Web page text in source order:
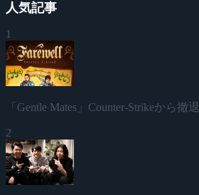
人気記事
1
「Gentle Mates」Counter-Strikeから撤退
2